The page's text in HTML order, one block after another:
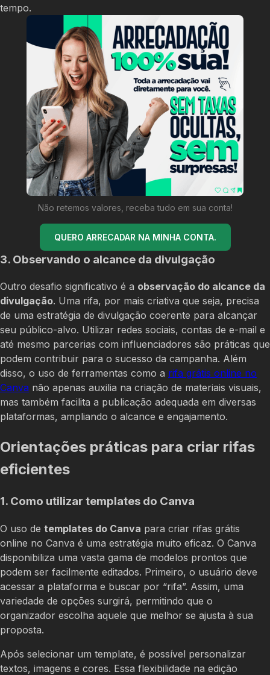
tempo.
Não retemos valores, receba tudo em sua conta!
QUERO ARRECADAR NA MINHA CONTA.
3. Observando o alcance da divulgação
Outro desafio significativo é a observação do alcance da
divulgação. Uma rifa, por mais criativa que seja, precisa
de uma estratégia de divulgação coerente para alcançar
seu público-alvo. Utilizar redes sociais, contas de e-mail e
até mesmo parcerias com influenciadores são práticas que
podem contribuir para o sucesso da campanha. Além
disso, o uso de ferramentas como a rifa grátis online no
Canva não apenas auxilia na criação de materiais visuais,
mas também facilita a publicação adequada em diversas
plataformas, ampliando o alcance e engajamento.
Orientações práticas para criar rifas
eficientes
1. Como utilizar templates do Canva
O uso de templates do Canva para criar rifas grátis
online no Canva é uma estratégia muito eficaz. O Canva
disponibiliza uma vasta gama de modelos prontos que
podem ser facilmente editados. Primeiro, o usuário deve
acessar a plataforma e buscar por “rifa”. Assim, uma
variedade de opções surgirá, permitindo que o
organizador escolha aquele que melhor se ajusta à sua
proposta.
Após selecionar um template, é possível personalizar
textos, imagens e cores. Essa flexibilidade na edição